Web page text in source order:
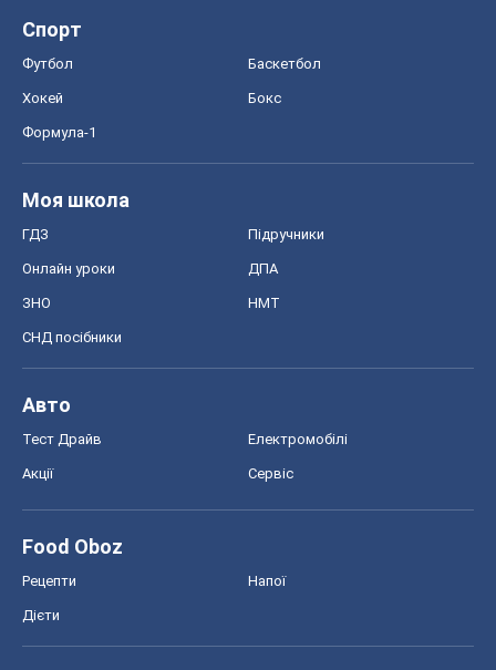
Спорт
Футбол Баскетбол
Хокей Бокс
Формула-1
Моя школа
ГДЗ Підручники
Онлайн уроки ДПА
ЗНО НМТ
СНД посібники
Авто
Тест Драйв Електромобілі
Акції Сервіс
Food Oboz
Рецепти Напої
Дієти